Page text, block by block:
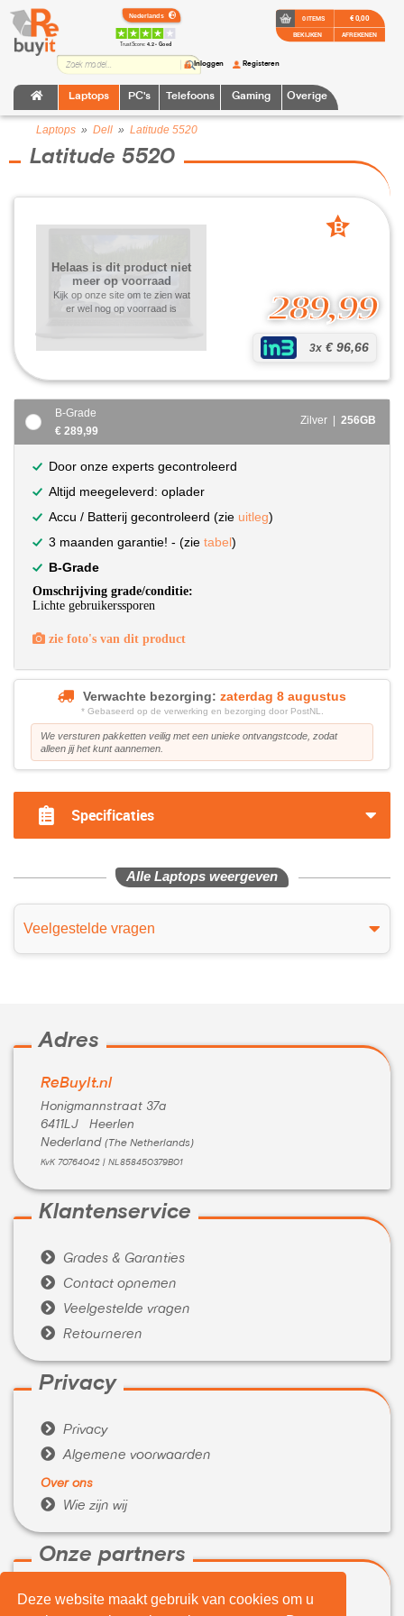
Deze website maakt gebruik van cookies om u
TrustScore:4.2 • Goed
Laptops PC's Telefoons Gaming Overige
Inloggen Registeren
0 ITEMS
BEKIJKEN
€ 0,00
AFREKENEN
Laptops » Dell » Latitude 5520
Latitude 5520
289,99
3x € 96,66
Helaas is dit product niet
meer op voorraad
Kijk op onze site om te zien wat
er wel nog op voorraad is
B
B-Grade
€ 289,99
Zilver | 256GB
Door onze experts gecontroleerd
Altijd meegeleverd: oplader
Accu / Batterij gecontroleerd (zie uitleg)
3 maanden garantie! - (zie tabel)
B-Grade
Omschrijving grade/conditie:
Lichte gebruikerssporen
zie foto's van dit product
Verwachte bezorging: zaterdag 8 augustus
* Gebaseerd op de verwerking en bezorging door PostNL.
We versturen pakketten veilig met een unieke ontvangstcode, zodat
alleen jij het kunt aannemen.
Specificaties
Alle Laptops weergeven
Veelgestelde vragen
Adres
ReBuyIt.nl
Honigmannstraat 37a
6411LJ Heerlen
Nederland (The Netherlands)
KvK 70764042 | NL858450379B01
Klantenservice
 Grades & Garanties
 Contact opnemen
 Veelgestelde vragen
 Retourneren
Privacy
 Privacy
 Algemene voorwaarden
Over ons
 Wie zijn wij
Onze partners
 WeBuyIt.nl